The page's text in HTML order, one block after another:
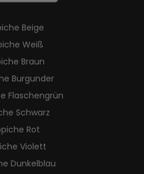
Beige
Weiß
Braun
Burgunder
Flaschengrün
Schwarz
Rot
Violett
Dunkelblau